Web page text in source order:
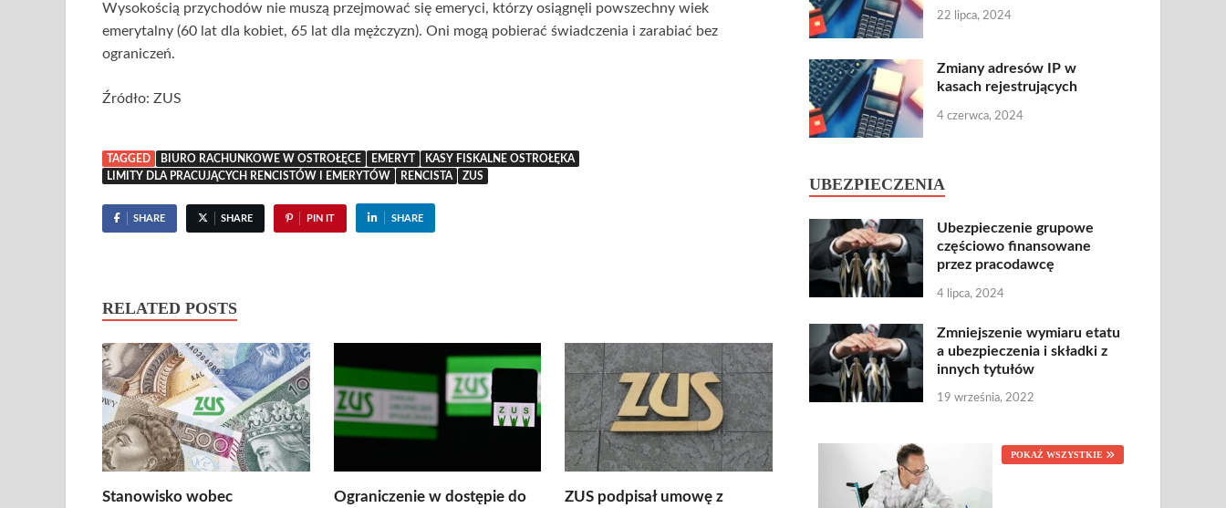
Wysokością przychodów nie muszą przejmować się emeryci, którzy osiągnęli powszechny wiek
emerytalny (60 lat dla kobiet, 65 lat dla mężczyzn). Oni mogą pobierać świadczenia i zarabiać bez
ograniczeń.
Źródło: ZUS
TAGGED BIURO RACHUNKOWE W OSTROŁĘCE EMERYT
KASY FISKALNE OSTROŁĘKA
LIMITY DLA PRACUJĄCYCH RENCISTÓW I EMERYTÓW
RENCISTA ZUS
SHARE SHARE PIN IT SHARE
RELATED POSTS
Stanowisko wobec
Ograniczenie w dostępie do
ZUS podpisał umowę z
22 lipca, 2024
Zmiany adresów IP w
kasach rejestrujących
4 czerwca, 2024
UBEZPIECZENIA
Ubezpieczenie grupowe
częściowo finansowane
przez pracodawcę
4 lipca, 2024
Zmniejszenie wymiaru etatu
a ubezpieczenia i składki z
innych tytułów
19 września, 2022
POKAŻ WSZYSTKIE